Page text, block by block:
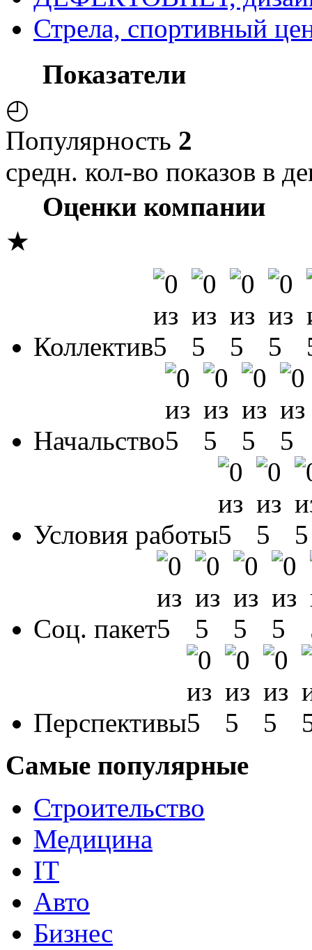
Стрела, спортивный
Показатели
◴
Популярность 2
средн. кол-во показов в
Оценки компании
★
Коллектив
Начальство
Условия работы
Соц. пакет
Перспективы
Самые популярные
Строительство
Медицина
IT
Авто
Бизнес